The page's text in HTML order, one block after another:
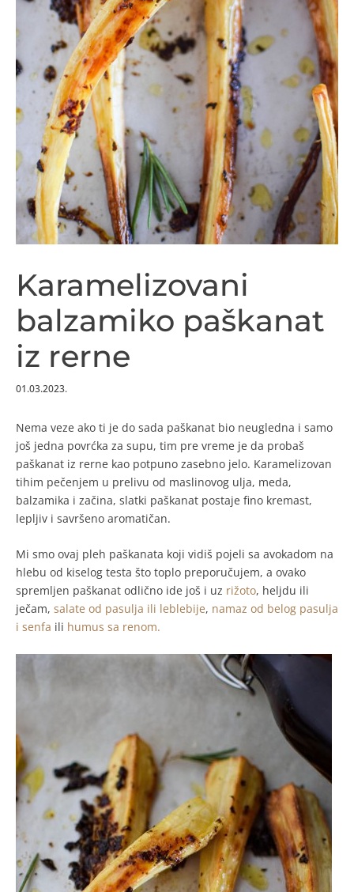
Karamelizovani
balzamiko paškanat
iz rerne
01.03.2023.
Nema veze ako ti je do sada paškanat bio neugledna i samo
još jedna povrćka za supu, tim pre vreme je da probaš
paškanat iz rerne kao potpuno zasebno jelo. Karamelizovan
tihim pečenjem u prelivu od maslinovog ulja, meda,
balzamika i začina, slatki paškanat postaje fino kremast,
lepljiv i savršeno aromatičan.
Mi smo ovaj pleh paškanata koji vidiš pojeli sa avokadom na
hlebu od kiselog testa što toplo preporučujem, a ovako
spremljen paškanat odlično ide još i uz rižoto, heljdu ili
ječam, salate od pasulja ili leblebije, namaz od belog pasulja
i senfa ili humus sa renom.